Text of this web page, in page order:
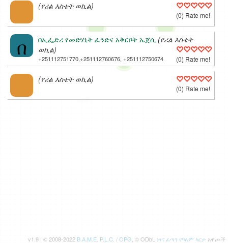
(የሪል እስቴት ወኪል)
(0) Rate me!
በ በኢፌድሪ የመድሃኒት ፈንድና አቅርቦት ኤጀሲ (የሪል እስቴት
ወኪል)
(0) Rate me!
+251112751770,+251112760676, +251112750674
(የሪል እስቴት ወኪል)
(0) Rate me!
v1.9 | © 2008-2022 B.A.M.E. P.L.C. /OPG , © ODbL ነፃና ፈጣን የዓለም ካርታ አዋጮች